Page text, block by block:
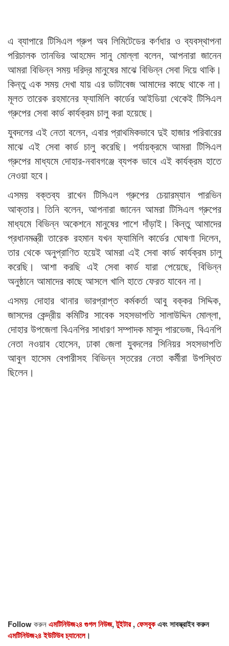
এ ব্যাপারে টিসিএল গ্রুপ অব লিমিটেডের কর্ণধার ও ব্যবস্থাপনা
পরিচালক তানভির আহমেদ সানু মোল্লা বলেন, আপনারা জানেন
আমরা বিভিন্ন সময় দরিদ্র মানুষের মাঝে বিভিন্ন সেবা দিয়ে থাকি।
কিন্তু এক সময় দেখা যায় এর ডাটাবেজ আমাদের কাছে থাকে না।
মূলত তারেক রহমানের ফ্যামিলি কার্ডের আইডিয়া থেকেই টিসিএল
গ্রুপের সেবা কার্ড কার্যক্রম চালু করা হয়েছে।
যুবদলের এই নেতা বলেন, এবার প্রাথমিকভাবে দুই হাজার পরিবারের
মাঝে এই সেবা কার্ড চালু করেছি। পর্যায়ক্রমে আমরা টিসিএল
গ্রুপের মাধ্যমে দোহার-নবাবগঞ্জে ব্যপক ভাবে এই কার্যক্রম হাতে
নেওয়া হবে।
এসময় বক্তব্য রাখেন টিসিএল গ্রুপের চেয়ারম্যান পারভিন
আক্তার। তিনি বলেন, আপনারা জানেন আমরা টিসিএল গ্রুপের
মাধ্যমে বিভিন্ন অকেশনে মানুষের পাশে দাঁড়াই। কিন্তু আমাদের
প্রধানমন্ত্রী তারেক রহমান যখন ফ্যামিলি কার্ডের ঘোষণা দিলেন,
তার থেকে অনুপ্রাণিত হয়েই আমরা এই সেবা কার্ড কার্যক্রম চালু
করেছি। আশা করছি এই সেবা কার্ড যারা পেয়েছে, বিভিন্ন
অনুষ্ঠানে আমাদের কাছে আসলে খালি হাতে ফেরত যাবেন না।
এসময় দোহার থানার ভারপ্রাপ্ত কর্মকর্তা আবু বক্কর সিদ্দিক,
জাসদের কেন্দ্রীয় কমিটির সাবেক সহসভাপতি সালাউদ্দিন মোল্লা,
দোহার উপজেলা বিএনপির সাধারণ সম্পাদক মাসুদ পারভেজ, বিএনপি
নেতা নওয়াব হোসেন, ঢাকা জেলা যুবদলের সিনিয়র সহসভাপতি
আবুল হাসেম বেপারীসহ বিভিন্ন স্তরের নেতা কর্মীরা উপস্থিত
ছিলেন।
Followকরুনএমটিনিউজ২৪ গুগল নিউজ,টুইটার,ফেসবুকএবং সাবস্ক্রাইব করুন
এমটিনিউজ২৪ ইউটিউব চ্যানেলে।